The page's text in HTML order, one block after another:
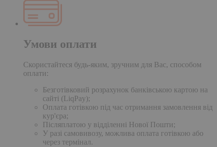
Умови оплати
Скористайтеся будь-яким, зручним для Вас, способом
оплати:
Безготівковий розрахунок банківською картою на
сайті (LiqPay);
Оплата готівкою під час отримання замовлення від
кур'єра;
Післяплатою у відділенні Нової Пошти;
У разі самовивозу, можлива оплата готівкою або
через термінал.